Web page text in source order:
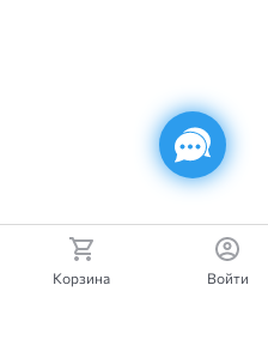
Корзина Войти